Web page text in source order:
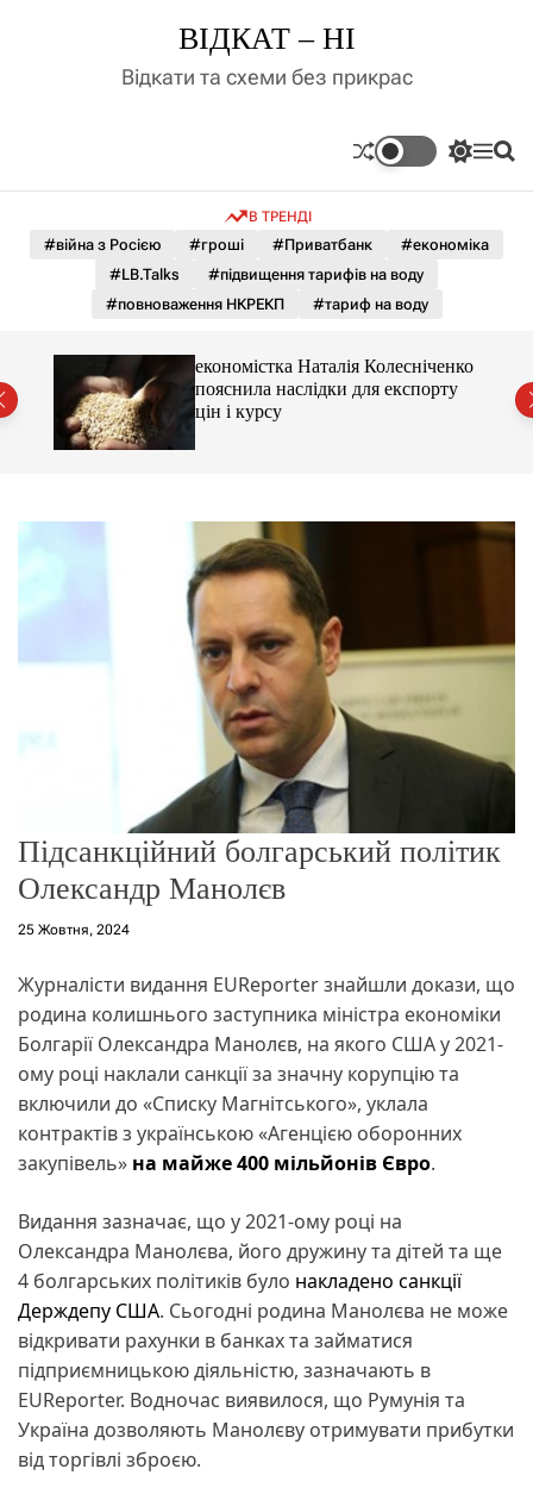
д
у
ВІДКАТ – НІ
Відкати та схеми без прикрас
П
м
к
а
о
л
ь
г
м
у
М П
В ТРЕНДІ
#війна з Росією #гроші #Приватбанк
#економіка
#LB.Talks
#підвищення тарифів на воду
#повноваження НКРЕКП
#тариф на воду
економістка Наталія Колесніченко
пояснила наслідки для експорту
цін і курсу
Підсанкційний болгарський політик
Олександр Манолєв
25 Жовтня, 2024
Журналісти видання EUReporter знайшли докази, що
родина колишнього заступника міністра економіки
Болгарії Олександра Манолєв, на якого США у 2021-
ому році наклали санкції за значну корупцію та
включили до «Списку Магнітського», уклала
контрактів з українською «Агенцією оборонних
закупівель» на майже 400 мільйонів Євро.
Видання зазначає, що у 2021-ому році на
Олександра Манолєва, його дружину та дітей та ще
4 болгарських політиків було накладено санкції
Держдепу США. Сьогодні родина Манолєва не може
відкривати рахунки в банках та займатися
підприємницькою діяльністю, зазначають в
EUReporter. Водночас виявилося, що Румунія та
Україна дозволяють Манолєву отримувати прибутки
від торгівлі зброєю.